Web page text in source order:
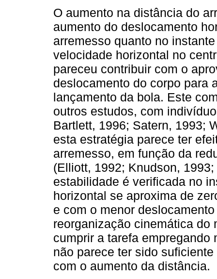
O aumento na distância do
aumento do deslocamento
arremesso quanto no
velocidade horizontal no
pareceu contribuir com o
deslocamento do corpo para
lançamento da bola. Este
outros estudos, com
Bartlett, 1996; Satern, 1993;
esta estratégia parece ter
arremesso, em função da
(Elliott, 1992; Knudson,
estabilidade é verificada no
horizontal se aproxima de
e com o menor
reorganização cinemática do
cumprir a tarefa
não parece ter sido
com o aumento da distância.